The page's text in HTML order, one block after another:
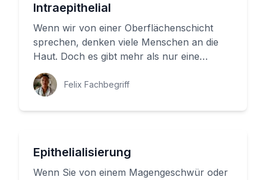
Intraepithelial
Wenn wir von einer Oberflächenschicht
sprechen, denken viele Menschen an die
Haut. Doch es gibt mehr als nur eine
Schicht am und im Körper. Die Oberfl...
Felix Fachbegriff
Epithelialisierung
Wenn Sie von einem Magengeschwür oder